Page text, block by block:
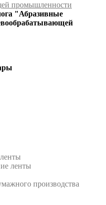
промышленности
"Абразивные
ленты
производства